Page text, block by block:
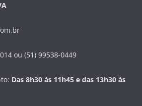
ou (51) 99538-0449
Das 8h30 às 11h45 e das 13h30 às